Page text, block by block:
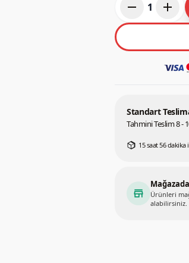
remove 1 add
Standart
Tahmini Teslim 8 -
15 saat 56
store
Ürünleri
alabilirsiniz.